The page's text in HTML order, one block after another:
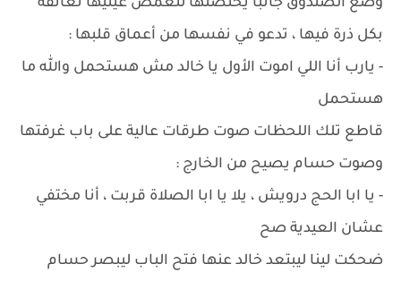
وضع الصندوق جانبا يحتضنها لتغمض عينيها تعانقه
بكل ذرة فيها ، تدعو في نفسها من أعماق قلبها :
- يارب أنا اللي اموت الأول يا خالد مش هستحمل والله ما
هستحمل
قاطع تلك اللحظات صوت طرقات عالية على باب غرفتها
وصوت حسام يصيح من الخارج :
- يا ابا الحج درويش ، يلا يا ابا الصلاة قربت ، أنا مختفي
عشان العيدية صح
ضحكت لينا ليبتعد خالد عنها فتح الباب ليبصر حسام